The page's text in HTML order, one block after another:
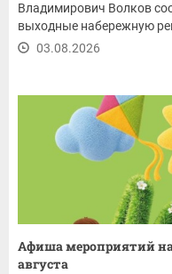
Владимирович Волков
выходные набережную
03.08.2026
Афиша мероприятий на
августа